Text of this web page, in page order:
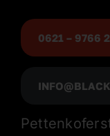
0621 – 9766